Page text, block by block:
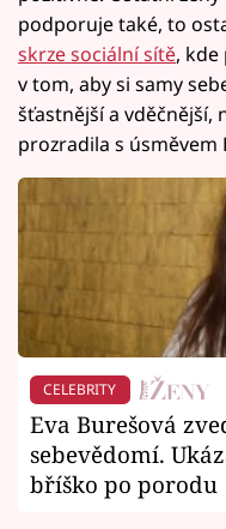
podporuje také, to
skrze sociální sítě,
v tom, aby si samy
šťastnější a vděčnější,
prozradila s úsměvem
CELEBRITY
Eva Burešová
sebevědomí.
bříško po porodu